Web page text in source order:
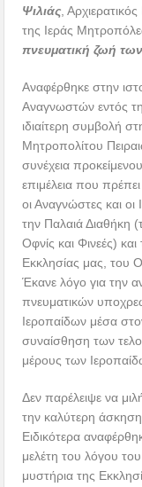
Ψιλιάς ,
της Ιεράς
πνευματική ζωή
Αναφέρθηκε στην
Αναγνωστών εντός
ιδιαίτερη συμβολή
Μητροπολίτου
συνέχεια
επιμέλεια που
οι Αναγνώστες και οι
την Παλαιά Διαθήκη
Οφνίς και Φινεές)
Εκκλησίας μας, του
Έκανε λόγο για την
πνευματικών
Ιεροπαίδων μέσα
συναίσθηση των
μέρους των
Δεν παρέλειψε να
την καλύτερη άσκηση
Ειδικότερα
μελέτη του λόγου
μυστήρια της